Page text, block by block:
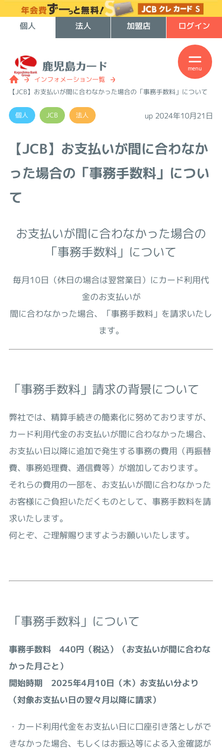
個人 法人 加盟店 ログイン
menu
インフォメーション一覧
【JCB】お支払いが間に合わなかった場合の「事務手数料」について
個人 JCB 法人 up 2024年10月21日
【JCB】お支払いが間に合わなか
った場合の「事務手数料」につい
て
お支払いが間に合わなかった場合の
「事務手数料」について
毎月10日（休日の場合は翌営業日）にカード利用代
金のお支払いが
間に合わなかった場合、「事務手数料」を請求いたし
ます。
「事務手数料」請求の背景について
弊社では、精算手続きの簡素化に努めておりますが、
カード利用代金のお支払いが間に合わなかった場合、
お支払い日以降に追加で発生する事務の費用（再振替
費、事務処理費、通信費等）が増加しております。
それらの費用の一部を、お支払いが間に合わなかった
お客様にご負担いただくものとして、事務手数料を請
求いたします。
何とぞ、ご理解賜りますようお願いいたします。
「事務手数料」について
事務手数料 440円（税込）（お支払いが間に合わな
かった月ごと）
開始時期 2025年4月10日（木）お支払い分より
（対象お支払い日の翌々月以降に請求）
・カード利用代金をお支払い日に口座引き落としがで
きなかった場合、もしくはお振込等による入金確認が